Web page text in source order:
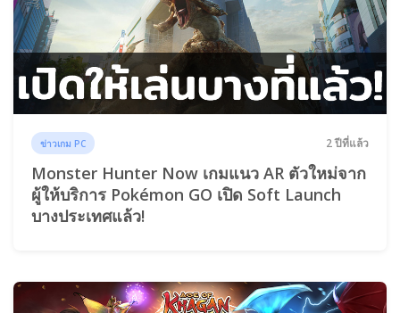
ข่าวเกม PC 2 ปีที่แล้ว
Monster Hunter Now เกมแนว AR ตัวใหม่จาก
ผู้ให้บริการ Pokémon GO เปิด Soft Launch
บางประเทศแล้ว!